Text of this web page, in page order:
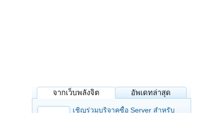
จากเว็บพลังจิต อัพเดทล่าสุด
เชิญร่วมบริจาคซื้อ Server สำหรับ